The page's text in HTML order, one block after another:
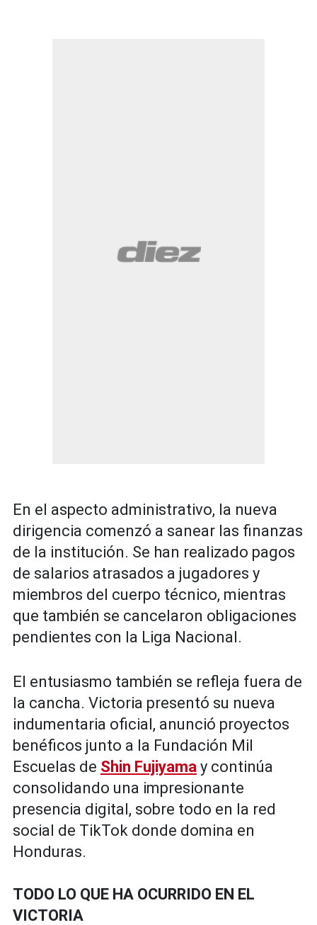
En el aspecto administrativo, la nueva
dirigencia comenzó a sanear las finanzas
de la institución. Se han realizado pagos
de salarios atrasados a jugadores y
miembros del cuerpo técnico, mientras
que también se cancelaron obligaciones
pendientes con la Liga Nacional.
El entusiasmo también se refleja fuera de
la cancha. Victoria presentó su nueva
indumentaria oficial, anunció proyectos
benéficos junto a la Fundación Mil
Escuelas de Shin Fujiyama y continúa
consolidando una impresionante
presencia digital, sobre todo en la red
social de TikTok donde domina en
Honduras.
TODO LO QUE HA OCURRIDO EN EL
VICTORIA